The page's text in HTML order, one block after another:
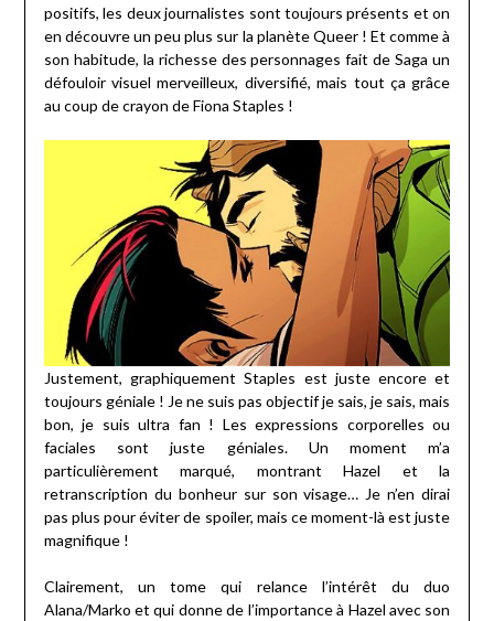
positifs, les deux journalistes sont toujours présents et on
en découvre un peu plus sur la planète Queer ! Et comme à
son habitude, la richesse des personnages fait de Saga un
défouloir visuel merveilleux, diversifié, mais tout ça grâce
au coup de crayon de Fiona Staples !
Justement, graphiquement Staples est juste encore et
toujours géniale ! Je ne suis pas objectif je sais, je sais, mais
bon, je suis ultra fan ! Les expressions corporelles ou
faciales sont juste géniales. Un moment m’a
particulièrement marqué, montrant Hazel et la
retranscription du bonheur sur son visage… Je n’en dirai
pas plus pour éviter de spoiler, mais ce moment-là est juste
magnifique !
Clairement, un tome qui relance l’intérêt du duo
Alana/Marko et qui donne de l’importance à Hazel avec son